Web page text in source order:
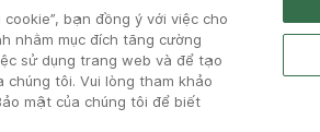
bạn đồng ý với việc cho
nhằm mục đích tăng cường
sử dụng trang web và để tạo
tôi. Vui lòng tham khảo
mật của chúng tôi để biết